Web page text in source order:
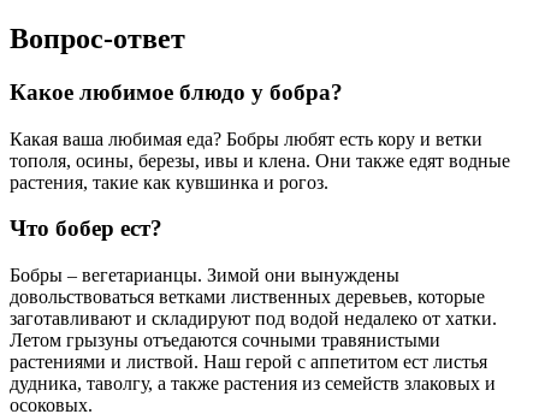
Вопрос-ответ
Какое любимое блюдо у бобра?
Какая ваша любимая еда? Бобры любят есть кору и ветки
тополя, осины, березы, ивы и клена. Они также едят водные
растения, такие как кувшинка и рогоз.
Что бобер ест?
Бобры – вегетарианцы. Зимой они вынуждены
довольствоваться ветками лиственных деревьев, которые
заготавливают и складируют под водой недалеко от хатки.
Летом грызуны отъедаются сочными травянистыми
растениями и листвой. Наш герой с аппетитом ест листья
дудника, таволгу, а также растения из семейств злаковых и
осоковых.